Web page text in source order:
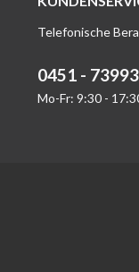
Telefonische
0451 - 73993
Mo-Fr: 9:30 -